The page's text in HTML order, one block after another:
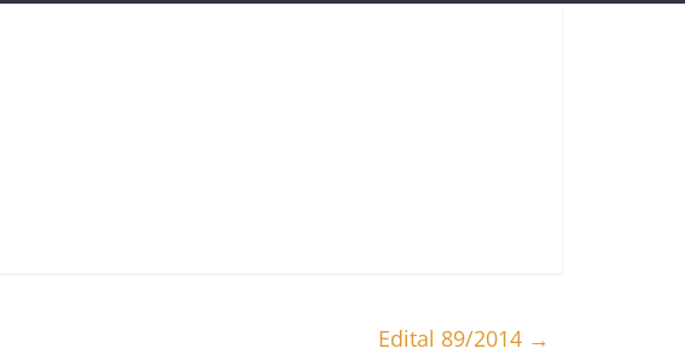
Edital 89/2014 →